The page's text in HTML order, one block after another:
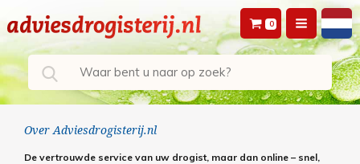
0
Over Adviesdrogisterij.nl
De vertrouwde service van uw drogist, maar dan online – snel,